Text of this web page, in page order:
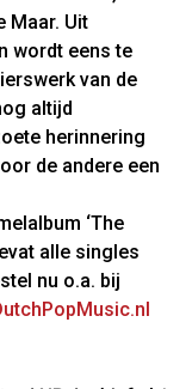
Maar. Uit
wordt eens te
van de
altijd
herinnering
de andere een
‘The
alle singles
nu o.a. bij